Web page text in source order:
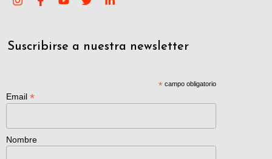
Suscribirse a nuestra newsletter
*campo obligatorio
Email *
Nombre